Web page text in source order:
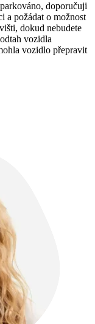
doporučuji
a požádat o možnost
dokud nebudete
vozidla
vozidlo přepravit